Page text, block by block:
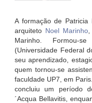
A formação de
arquiteto Noel Marinho
Marinho. Formou-
(Universidade Federal
seu aprendizado,
quem tornou-se
faculdade UP7, em
concluiu um período
´Acqua Bellavitis,